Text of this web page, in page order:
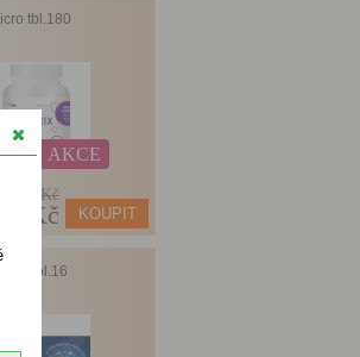
AKCE
tbl.180
538 Kč
Kč
tbl.16